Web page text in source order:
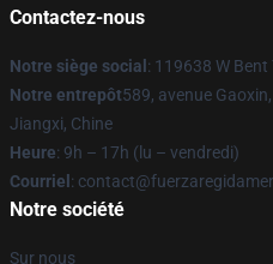
Contactez-nous
Notre siège social : 119638 W
Notre entrepôt589, avenue
Jiangxi, Chine
Heure: 9h – 17h (lu – vendredi)
Courriel :
Notre société
Sur nous